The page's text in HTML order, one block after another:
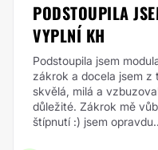
PODSTOUPILA
VYPLNÍ KH
Podstoupila jsem
zákrok a docela jsem z
skvělá, milá a
důležité. Zákrok mě
štípnutí :) jsem